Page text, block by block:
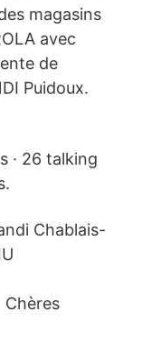
magasins
avec
de
Puidoux.
· 26 talking
Chablais-